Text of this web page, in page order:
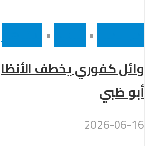
•
•
وائل كفوري يخطف
أبو ظبي
2026-06-16